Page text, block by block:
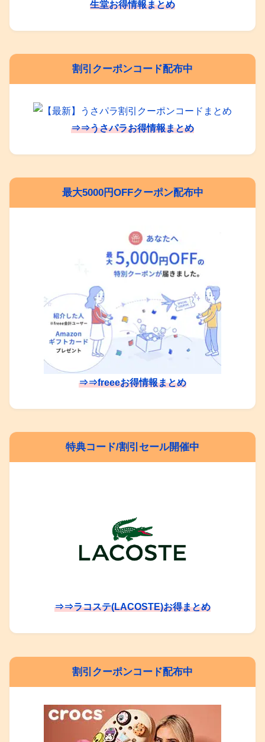
生堂お得情報まとめ
割引クーポンコード配布中
⇒⇒うさパラお得情報まとめ
最大5000円OFFクーポン配布中
⇒⇒freeeお得情報まとめ
特典コード/割引セール開催中
⇒⇒ラコステ(LACOSTE)お得まとめ
割引クーポンコード配布中